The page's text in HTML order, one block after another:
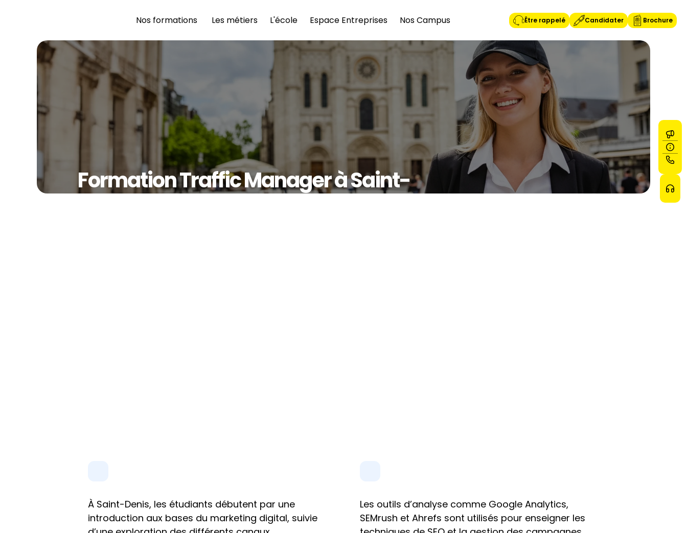
Nos formations Les métiers L'école Espace Entreprises Nos Campus Être rappelé Candidater Brochure
Formation Traffic Manager à Saint-
À Saint-Denis, les étudiants débutent par une
introduction aux bases du marketing digital, suivie
Les outils d’analyse comme Google Analytics,
SEMrush et Ahrefs sont utilisés pour enseigner les